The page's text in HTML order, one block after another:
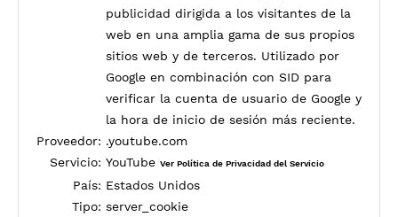
publicidad dirigida a los visitantes de la
web en una amplia gama de sus propios
sitios web y de terceros. Utilizado por
Google en combinación con SID para
verificar la cuenta de usuario de Google y
la hora de inicio de sesión más reciente.
Proveedor: .youtube.com
Servicio: YouTube Ver Política de Privacidad del Servicio
País: Estados Unidos
Tipo: server_cookie